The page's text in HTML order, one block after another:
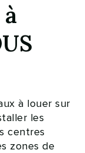
à louer sur
les
centres
zones de